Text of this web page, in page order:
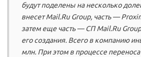
будут поделены на несколько
внесeт Mail.Ru Group, часть —
затем еще часть — СП Mail.Ru
его создания. Всего в компанию
млн. При этом в процессе